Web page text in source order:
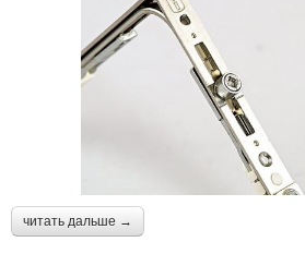
читать дальше →